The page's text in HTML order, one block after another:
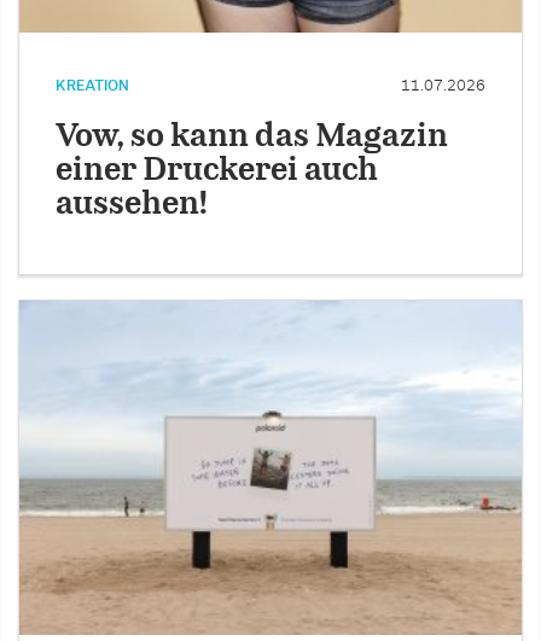
KREATION 11.07.2026
Vow, so kann das Magazin
einer Druckerei auch
aussehen!